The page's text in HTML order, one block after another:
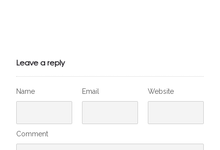
Leave a reply
Name Email Website
Comment